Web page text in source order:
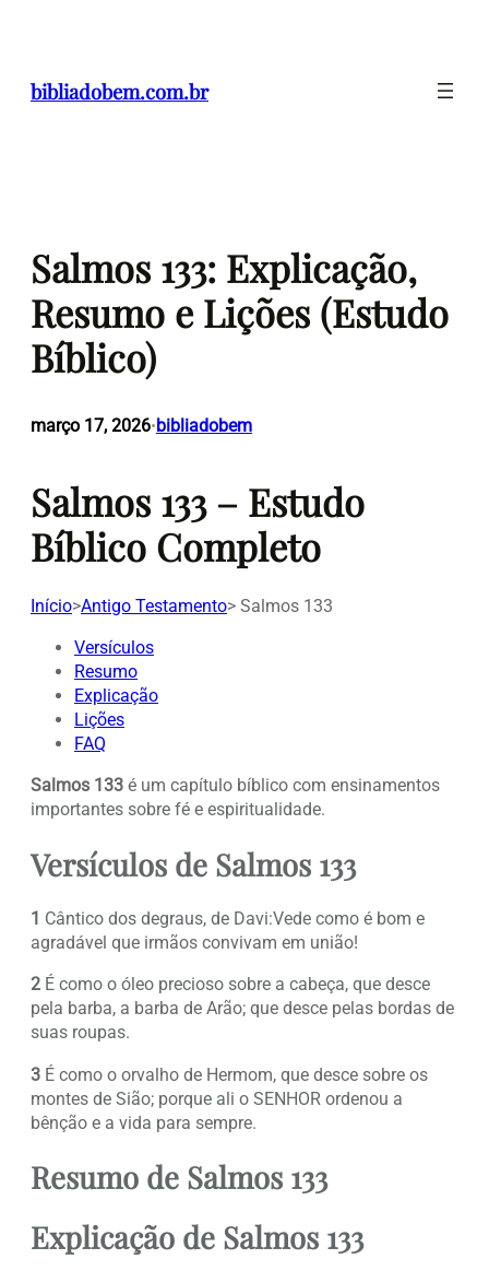
conteúdo
bibliadobem.com.br
Salmos 133: Explicação,
Resumo e Lições (Estudo
Bíblico)
março 17, 2026•bibliadobem
Salmos 133 – Estudo
Bíblico Completo
Início>Antigo Testamento> Salmos 133
Versículos
Resumo
Explicação
Lições
FAQ
Salmos 133 é um capítulo bíblico com ensinamentos
importantes sobre fé e espiritualidade.
Versículos de Salmos 133
1 Cântico dos degraus, de Davi:Vede como é bom e
agradável que irmãos convivam em união!
2 É como o óleo precioso sobre a cabeça, que desce
pela barba, a barba de Arão; que desce pelas bordas de
suas roupas.
3 É como o orvalho de Hermom, que desce sobre os
montes de Sião; porque ali o SENHOR ordenou a
bênção e a vida para sempre.
Resumo de Salmos 133
Explicação de Salmos 133